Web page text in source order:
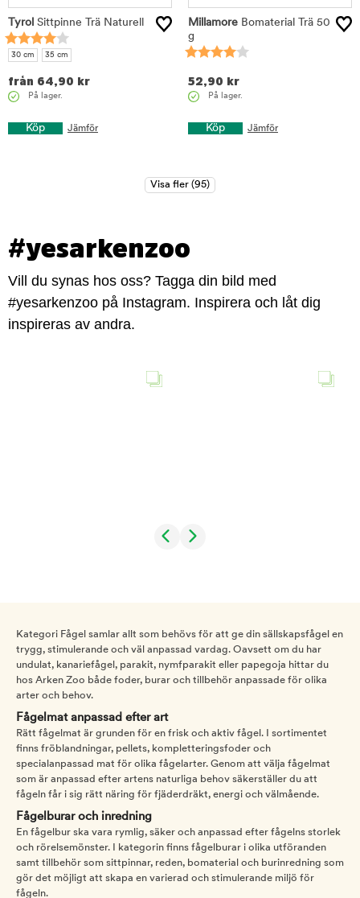
Tyrol Sittpinne Trä Naturell
30 cm 35 cm
från 64,90 kr
På lager.
Köp Jämför
Millamore Bomaterial Trä 50
g
52,90 kr
På lager.
Köp Jämför
#yesarkenzoo
Vill du synas hos oss? Tagga din bild med
#yesarkenzoo på Instagram. Inspirera och låt dig
inspireras av andra.
Kategori Fågel samlar allt som behövs för att ge din sällskapsfågel en
trygg, stimulerande och väl anpassad vardag. Oavsett om du har
undulat, kanariefågel, parakit, nymfparakit eller papegoja hittar du
hos Arken Zoo både foder, burar och tillbehör anpassade för olika
arter och behov.
Fågelmat anpassad efter art
Rätt fågelmat är grunden för en frisk och aktiv fågel. I sortimentet
finns fröblandningar, pellets, kompletteringsfoder och
specialanpassad mat för olika fågelarter. Genom att välja fågelmat
som är anpassad efter artens naturliga behov säkerställer du att
fågeln får i sig rätt näring för fjäderdräkt, energi och välmående.
Fågelburar och inredning
En fågelbur ska vara rymlig, säker och anpassad efter fågelns storlek
och rörelsemönster. I kategorin finns fågelburar i olika utföranden
samt tillbehör som sittpinnar, reden, bomaterial och burinredning som
gör det möjligt att skapa en varierad och stimulerande miljö för
fågeln.